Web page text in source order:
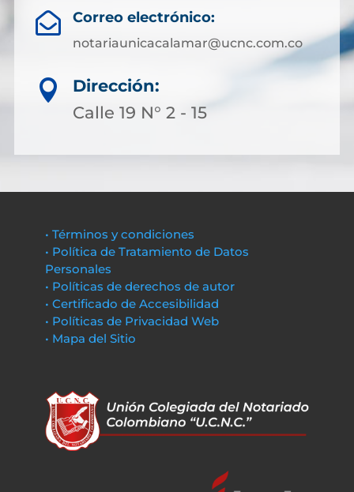
 Correo electrónico:
notariaunicacalamar@ucnc.com.co

Dirección:
Calle 19 N° 2 - 15
• Términos y condiciones
• Política de Tratamiento de Datos
Personales
• Políticas de derechos de autor
• Certificado de Accesibilidad
• Políticas de Privacidad Web
• Mapa del Sitio